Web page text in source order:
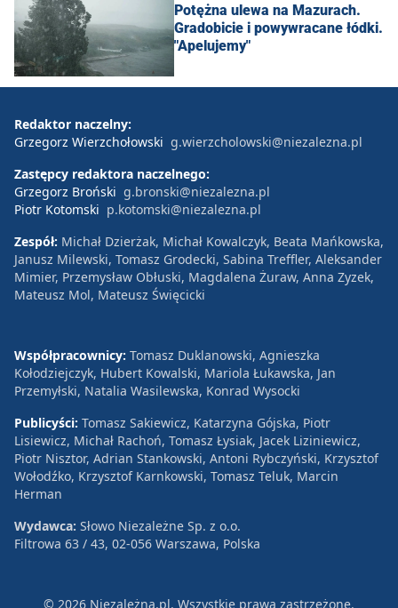
Potężna ulewa na Mazurach.
Gradobicie i powywracane łódki.
"Apelujemy"
Redaktor naczelny:
Grzegorz Wierzchołowski g.wierzcholowski@niezalezna.pl
Zastępcy redaktora naczelnego:
Grzegorz Broński g.bronski@niezalezna.pl
Piotr Kotomski p.kotomski@niezalezna.pl
Zespół: Michał Dzierżak, Michał Kowalczyk, Beata Mańkowska,
Janusz Milewski, Tomasz Grodecki, Sabina Treffler, Aleksander
Mimier, Przemysław Obłuski, Magdalena Żuraw, Anna Zyzek,
Mateusz Mol, Mateusz Święcicki
Współpracownicy: Tomasz Duklanowski, Agnieszka
Kołodziejczyk, Hubert Kowalski, Mariola Łukawska, Jan
Przemyłski, Natalia Wasilewska, Konrad Wysocki
Publicyści: Tomasz Sakiewicz, Katarzyna Gójska, Piotr
Lisiewicz, Michał Rachoń, Tomasz Łysiak, Jacek Liziniewicz,
Piotr Nisztor, Adrian Stankowski, Antoni Rybczyński, Krzysztof
Wołodźko, Krzysztof Karnkowski, Tomasz Teluk, Marcin
Herman
Wydawca: Słowo Niezależne Sp. z o.o.
Filtrowa 63 / 43, 02-056 Warszawa, Polska
© 2026 Niezależna.pl. Wszystkie prawa zastrzeżone.